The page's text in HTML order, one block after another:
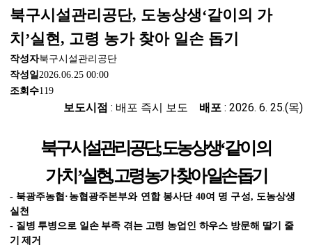
관
리
공
유
하
북구시설관리공단, 도농상생‘같이의 가
치’실현, 고령 농가 찾아 일손 돕기
작성자북구시설관리공단
작성일 2026.06.25 00:00
조회수119
보도시점 : 배포 즉시 보도 배포: 2026. 6. 25.(목)
북구시설관리공단,도농상생‘같이의
가치 ’실현,고령 농가 찾아 일손 돕기
- 북광주농협 · 농협광주본부와 연합 봉사단 40여 명 구성, 도농상생
실천
- 질병 투병으로 일손 부족 겪는 고령 농업인 하우스 방문해 딸기 줄
기 제거